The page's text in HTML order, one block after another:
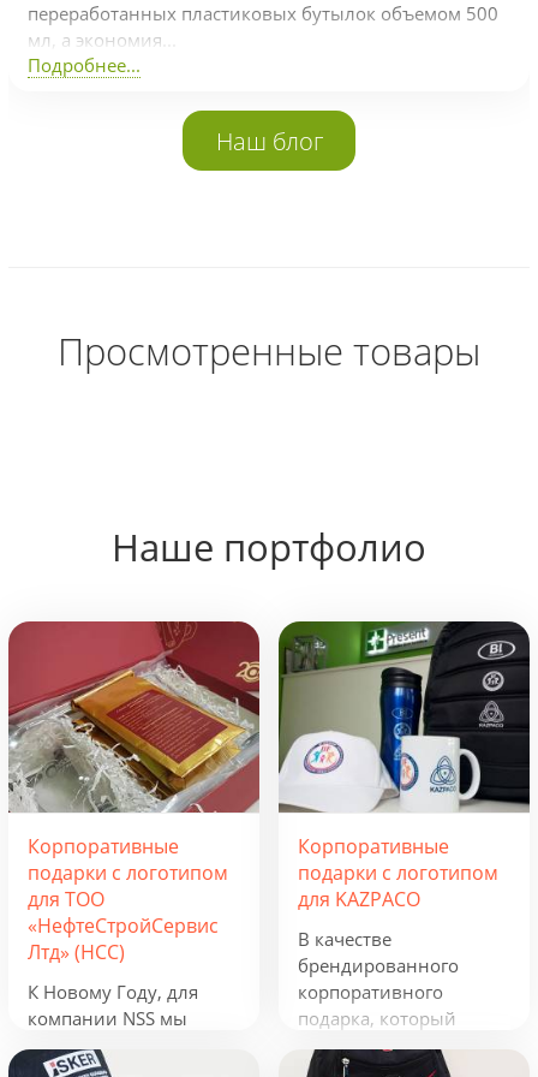
переработанных пластиковых бутылок объемом 500
мл, а экономия...
Подробнее...
Наш блог
Просмотренные товары
Наше портфолио
Корпоративные
подарки с логотипом
для ТОО
«НефтеСтройСервис
Лтд» (НСС)
К Новому Году, для
компании NSS мы
разработали
креативную подборку
Корпоративные
подарки с логотипом
для KAZPACO
В качестве
брендированного
корпоративного
подарка, который
можно использовать в
течение всего года, мы